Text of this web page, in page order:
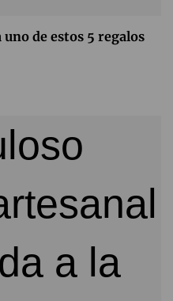
de estos 5 regalos